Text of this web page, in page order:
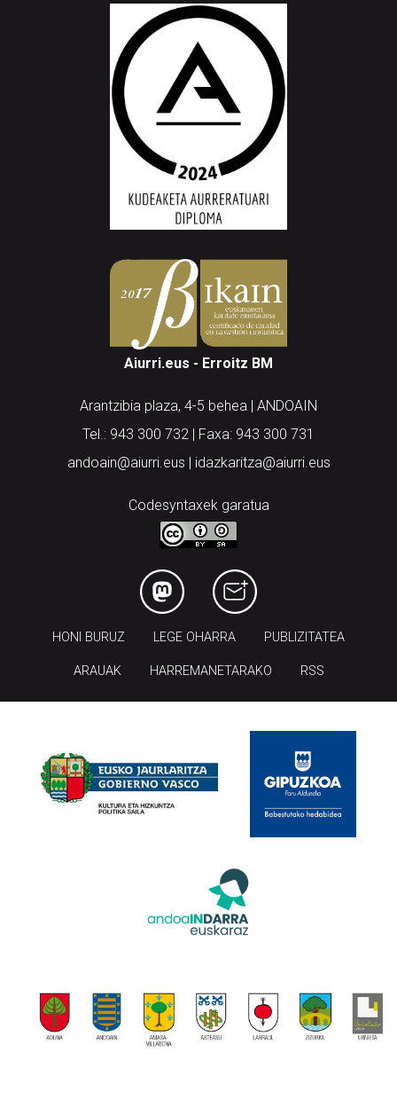
Aiurri.eus - Erroitz BM
Arantzibia plaza, 4-5 behea | ANDOAIN
Tel.: 943 300 732 | Faxa: 943 300 731
andoain@aiurri.eus | idazkaritza@aiurri.eus
Codesyntaxek garatua
HONI BURUZ LEGE OHARRA PUBLIZITATEA
ARAUAK HARREMANETARAKO RSS